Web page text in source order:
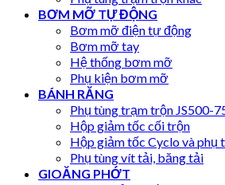
BƠM MỠ TỰ ĐỘNG
Bơm mỡ điện tự động
Bơm mỡ tay
Hệ thống bơm mỡ
Phụ kiện bơm mỡ
BÁNH RĂNG
Phụ tùng trạm trộn JS500-
Hộp giảm tốc cối trộn
Hộp giảm tốc Cyclo và phụ
Phụ tùng vít tải, băng tải
GIOĂNG PHỚT